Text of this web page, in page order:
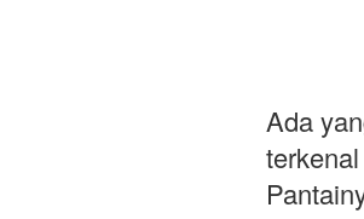
Ada